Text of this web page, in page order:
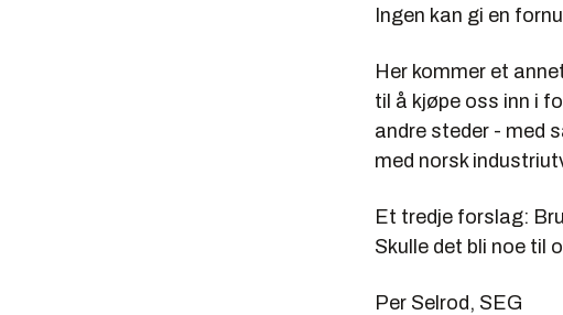
Ingen kan gi en
Her kommer et
til å kjøpe oss inn i
andre steder - med
med norsk
Et tredje forslag:
Skulle det bli noe til
Per Selrod, SEG